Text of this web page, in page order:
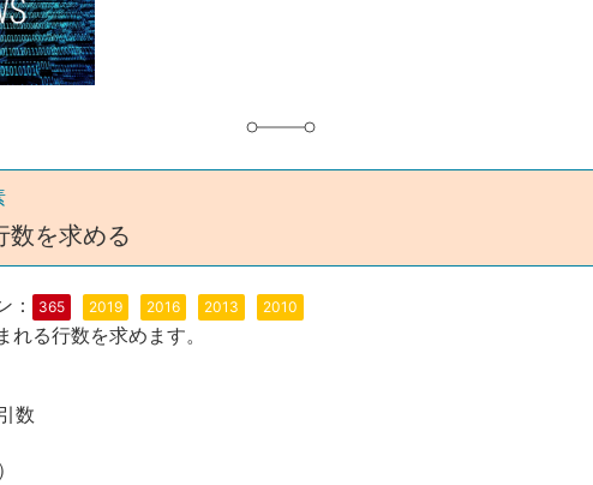
を求める
： 365 2019 2016 2013 2010
れる行数を求めます。
数